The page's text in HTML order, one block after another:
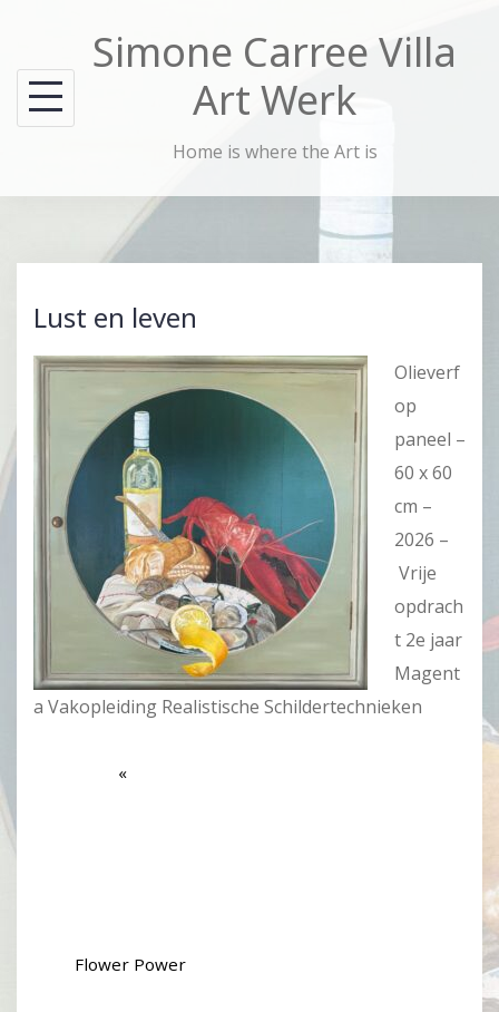
content
Simone Carree Villa
Art Werk
Home is where the Art is
Lust en leven
Olieverf
op
paneel –
60 x 60
cm –
2026 –
Vrije
opdrach
t 2e jaar
Magent
a Vakopleiding Realistische Schildertechnieken
Flower Power